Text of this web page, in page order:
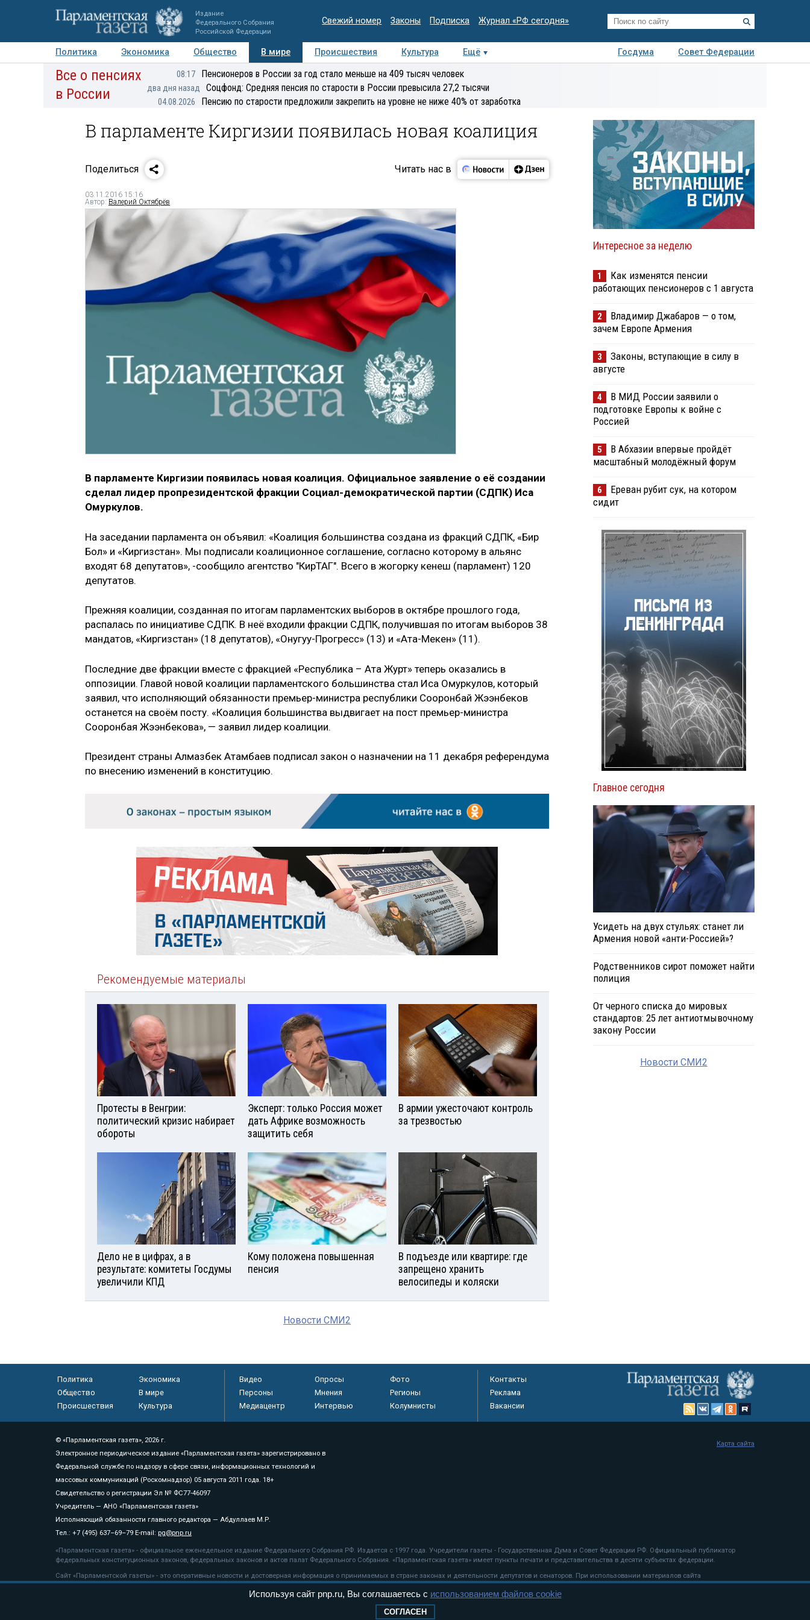
Издание
Федерального Собрания
Российской Федерации
Свежий номер Законы Подписка Журнал «РФ сегодня»
Политика Экономика Общество В мире Происшествия Культура Ещё Госдума
Совет Федерации
Авторы Персоны Мнения Регионы Медиацентр Интервью Колумнисты
Все о пенсиях
в России
08:17 Пенсионеров в России за год стало меньше на 409 тысяч человек
два дня назад Соцфонд: Средняя пенсия по старости в России превысила 27,2 тысячи
04.08.2026 Пенсию по старости предложили закрепить на уровне не ниже 40% от заработка
В парламенте Киргизии появилась новая коалиция
Поделиться Читать нас в
03.11.2016 15:16
Автор: Валерий Октябрёв
В парламенте Киргизии появилась новая коалиция. Официальное заявление о её создании
сделал лидер пропрезидентской фракции Социал-демократической партии (СДПК) Иса
Омуркулов.
На заседании парламента он объявил: «Коалиция большинства создана из фракций СДПК, «Бир
Бол» и «Киргизстан». Мы подписали коалиционное соглашение, согласно которому в альянс
входят 68 депутатов», -сообщило агентство "КирТАГ". Всего в жогорку кенеш (парламент) 120
депутатов.
Прежняя коалиции, созданная по итогам парламентских выборов в октябре прошлого года,
распалась по инициативе СДПК. В неё входили фракции СДПК, получившая по итогам выборов 38
мандатов, «Киргизстан» (18 депутатов), «Онугуу-Прогресс» (13) и «Ата-Мекен» (11).
Последние две фракции вместе с фракцией «Республика – Ата Журт» теперь оказались в
оппозиции. Главой новой коалиции парламентского большинства стал Иса Омуркулов, который
заявил, что исполняющий обязанности премьер-министра республики Сооронбай Жээнбеков
останется на своём посту. «Коалиция большинства выдвигает на пост премьер-министра
Сооронбая Жээнбекова», — заявил лидер коалиции.
Президент страны Алмазбек Атамбаев подписал закон о назначении на 11 декабря референдума
по внесению изменений в конституцию.
Рекомендуемые материалы
Протесты в Венгрии:
политический кризис набирает
обороты
Эксперт: только Россия может
дать Африке возможность
защитить себя
В армии ужесточают контроль
за трезвостью
Дело не в цифрах, а в
результате: комитеты Госдумы
увеличили КПД
Кому положена повышенная
пенсия
В подъезде или квартире: где
запрещено хранить
велосипеды и коляски
Новости СМИ2
Интересное за неделю
1
Как изменятся пенсии
работающих пенсионеров с 1 августа
2
Владимир Джабаров — о том,
зачем Европе Армения
3
Законы, вступающие в силу в
августе
4
В МИД России заявили о
подготовке Европы к войне с
Россией
5
В Абхазии впервые пройдёт
масштабный молодёжный форум
6
Ереван рубит сук, на котором
сидит
Главное сегодня
Усидеть на двух стульях: станет ли
Армения новой «анти-Россией»?
Родственников сирот поможет найти
полиция
От черного списка до мировых
стандартов: 25 лет антиотмывочному
закону России
Новости СМИ2
Политика
Экономика
Общество
В мире
Происшествия
Культура
Видео Опросы
Фото
Персоны
Мнения
Регионы
Медиацентр
Интервью Колумнисты
Контакты
Реклама
Вакансии
© «Парламентская газета», 2026 г.
Электронное периодическое издание «Парламентская газета» зарегистрировано в
Федеральной службе по надзору в сфере связи, информационных технологий и
массовых коммуникаций (Роскомнадзор) 05 августа 2011 года. 18+
Свидетельство о регистрации Эл № ФС77-46097
Учредитель — АНО «Парламентская газета»
Исполняющий обязанности главного редактора — Абдуллаев М.Р.
Тел.: +7 (495) 637–69–79 E-mail: pg@pnp.ru
«Парламентская газета» - официальное еженедельное издание Федерального Собрания РФ. Издается с 1997 года. Учредители газеты - Государственная Дума и Совет Федерации РФ. Официальный публикатор
федеральных конституционных законов, федеральных законов и актов палат Федерального Собрания. «Парламентская газета» имеет пункты печати и представительства в десяти субъектах федерации.
Сайт «Парламентской газеты» - это оперативные новости и достоверная информация о принимаемых в стране законах и деятельности депутатов и сенаторов. При использовании материалов сайта
«Парламентской газеты» активная ссылка на pnp.ru обязательна.
рекомендательные технологии
Карта сайта
Используя сайт pnp.ru, Вы соглашаетесь с использованием файлов cookie
СОГЛАСЕН